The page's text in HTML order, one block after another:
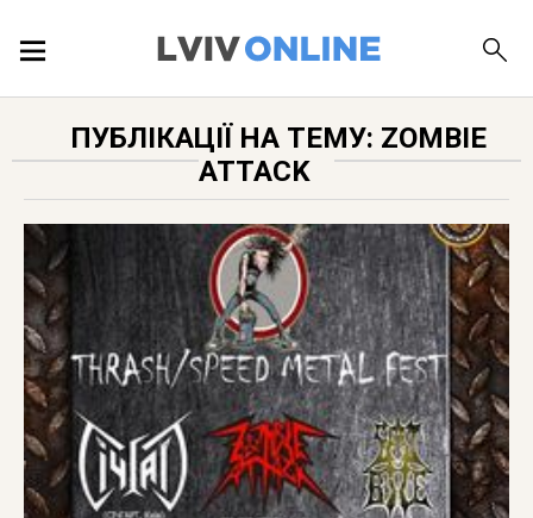
ПУБЛІКАЦІЇ
ДОВІДКА
ПУБЛІКАЦІЇ НА ТЕМУ: ZOMBIE
ATTACK